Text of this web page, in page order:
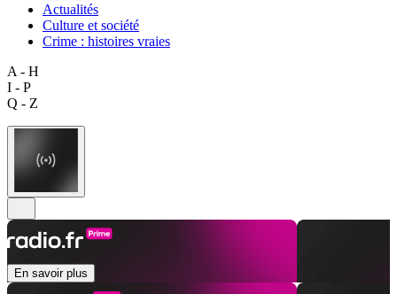
Actualités
Culture et société
Crime : histoires vraies
A - H
I - P
Q - Z
En savoir plus